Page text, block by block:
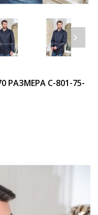
РАЗМЕРА C-801-75-